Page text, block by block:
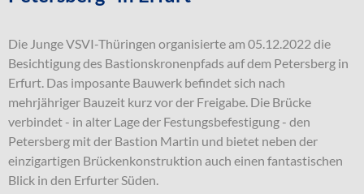
Die Junge VSVI-Thüringen organisierte am 05.12.2022 die
Besichtigung des Bastionskronenpfads auf dem Petersberg in
Erfurt. Das imposante Bauwerk befindet sich nach
mehrjähriger Bauzeit kurz vor der Freigabe. Die Brücke
verbindet - in alter Lage der Festungsbefestigung - den
Petersberg mit der Bastion Martin und bietet neben der
einzigartigen Brückenkonstruktion auch einen fantastischen
Blick in den Erfurter Süden.